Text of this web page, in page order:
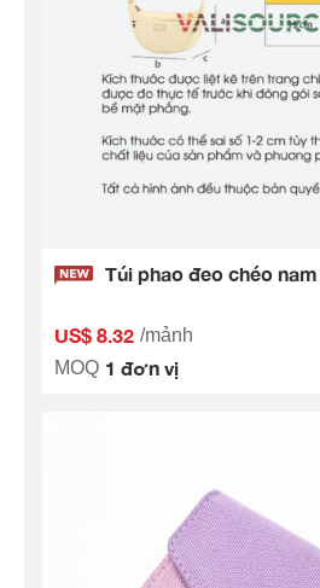
Túi phao đeo chéo
US$ 8.32 /mảnh
MOQ 1 đơn vị